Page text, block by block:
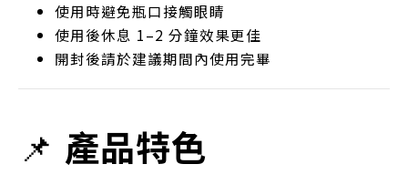
使用時避免瓶口接觸眼睛
使用後休息 1–2 分鐘效果更佳
開封後請於建議期間內使用完畢
📌 產品特色